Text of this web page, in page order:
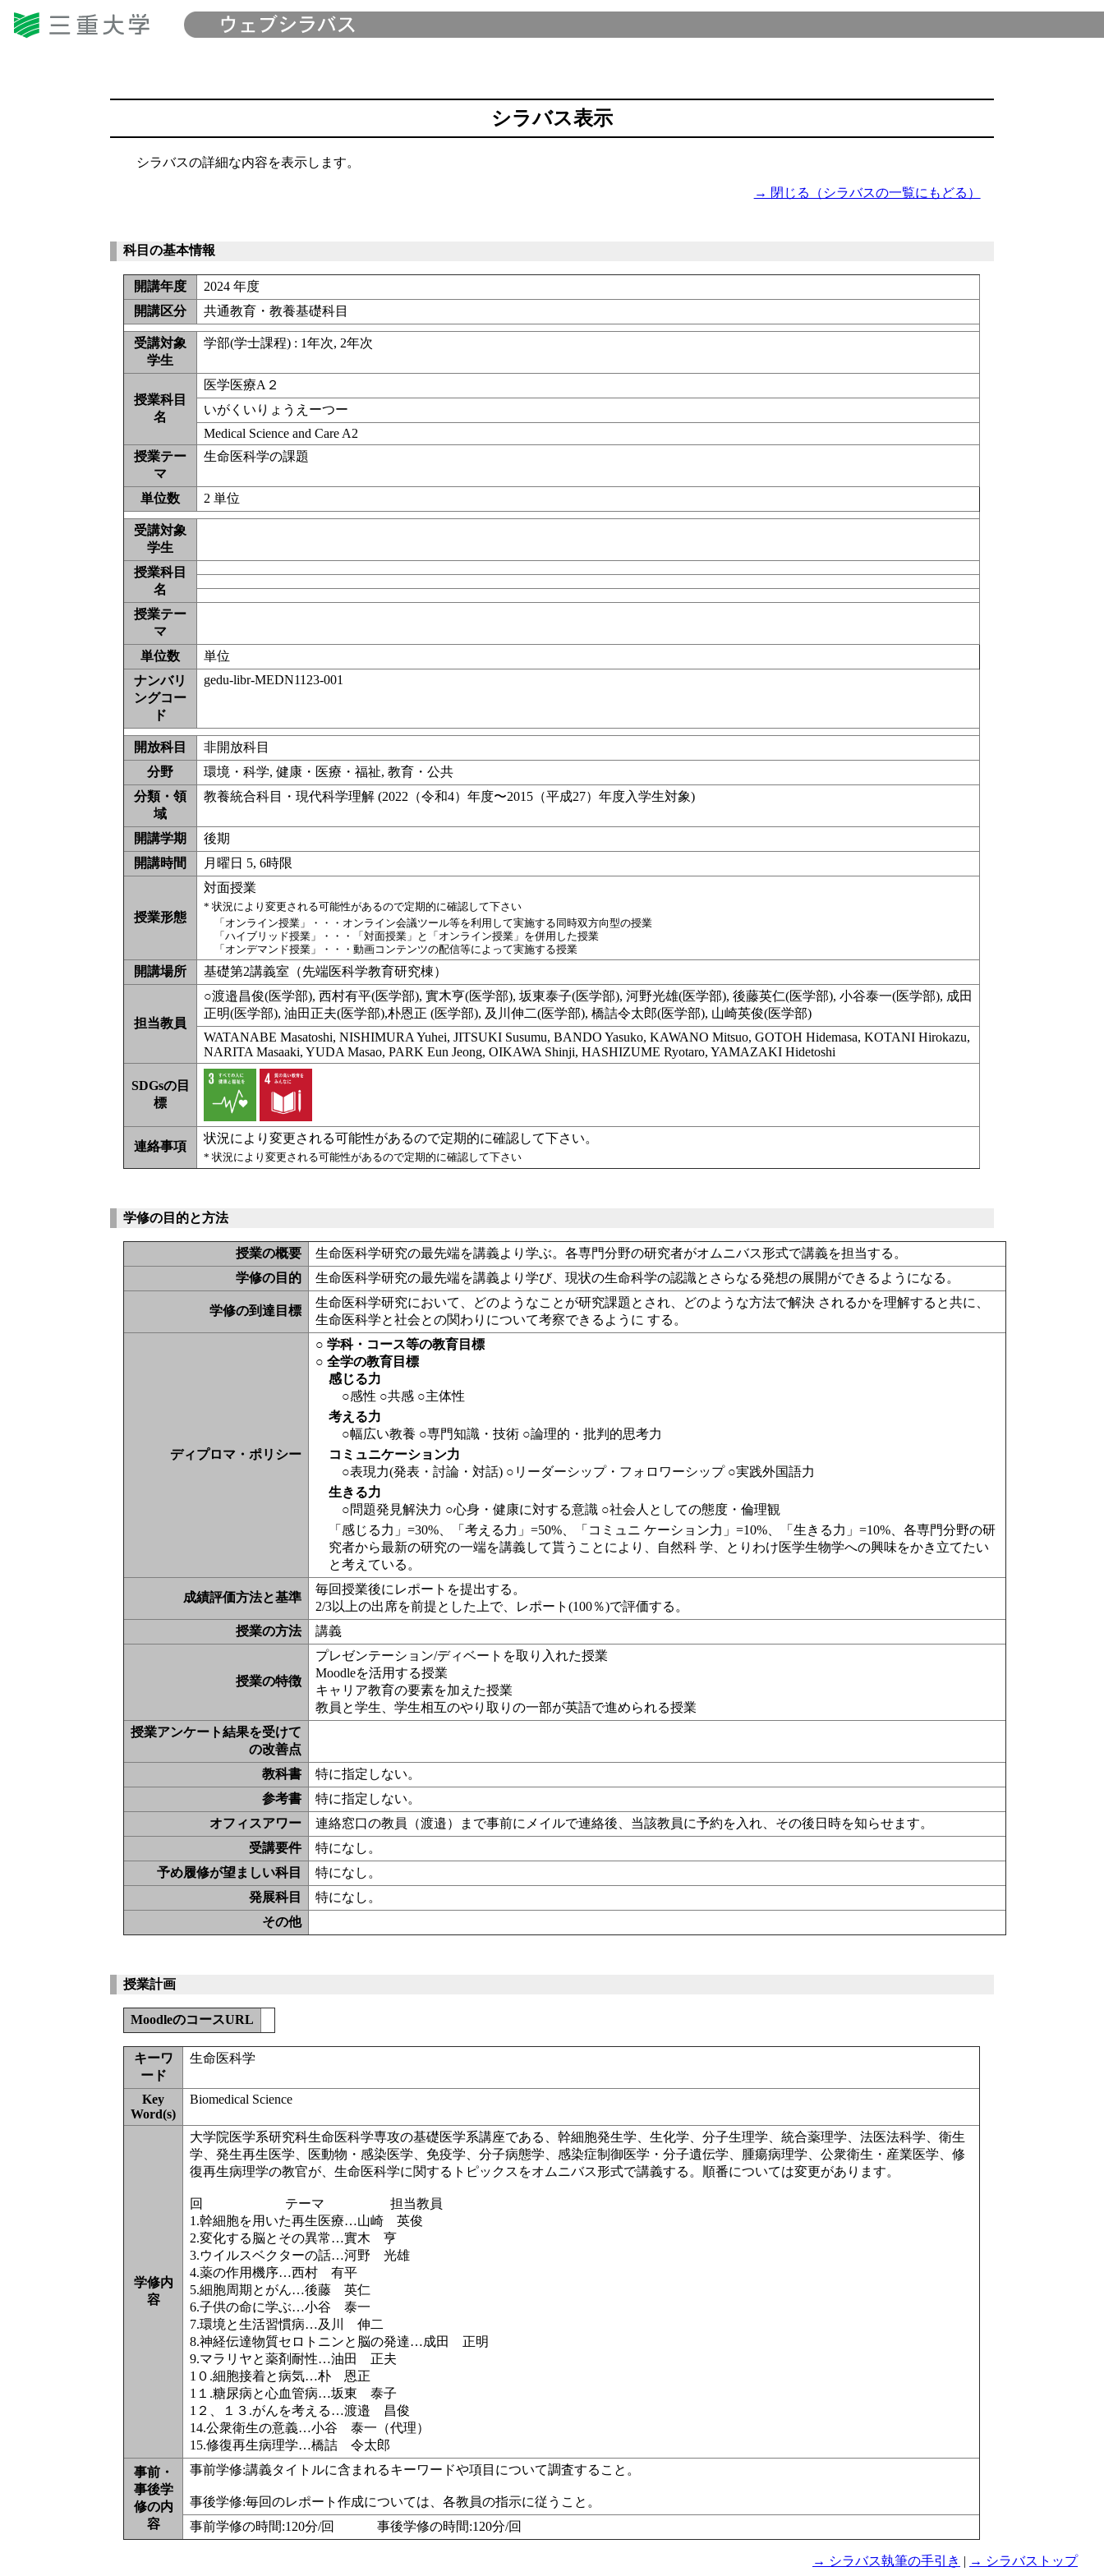
シラバス表示
シラバスの詳細な内容を表示します。
→ 閉じる（シラバスの一覧にもどる）
科目の基本情報
開講年度
2024 年度
開講区分
共通教育・教養基礎科目
受講対象
学生
学部(学士課程) : 1年次, 2年次
授業科目
名
医学医療A２
いがくいりょうえーつー
Medical Science and Care A2
授業テー
マ
生命医科学の課題
単位数 2 単位
受講対象
学生
授業科目
名
授業テー
マ
単位数
単位
ナンバリ
ングコー
ド
gedu-libr-MEDN1123-001
開放科目
非開放科目
分野
環境・科学, 健康・医療・福祉, 教育・公共
分類・領
域
教養統合科目・現代科学理解 (2022（令和4）年度〜2015（平成27）年度入学生対象)
開講学期
後期
開講時間
月曜日 5, 6時限
授業形態
対面授業
* 状況により変更される可能性があるので定期的に確認して下さい
「オンライン授業」・・・オンライン会議ツール等を利用して実施する同時双方向型の授業
「ハイブリッド授業」・・・「対面授業」と「オンライン授業」を併用した授業
「オンデマンド授業」・・・動画コンテンツの配信等によって実施する授業
開講場所 基礎第2講義室（先端医科学教育研究棟）
担当教員
○渡邉昌俊(医学部), 西村有平(医学部), 實木亨(医学部), 坂東泰子(医学部), 河野光雄(医学部), 後藤英仁(医学部), 小谷泰一(医学部), 成田
正明(医学部), 油田正夫(医学部),朴恩正 (医学部), 及川伸二(医学部), 橋詰令太郎(医学部), 山崎英俊(医学部)
WATANABE Masatoshi, NISHIMURA Yuhei, JITSUKI Susumu, BANDO Yasuko, KAWANO Mitsuo, GOTOH Hidemasa, KOTANI Hirokazu,
NARITA Masaaki, YUDA Masao, PARK Eun Jeong, OIKAWA Shinji, HASHIZUME Ryotaro, YAMAZAKI Hidetoshi
SDGsの目
標
連絡事項
状況により変更される可能性があるので定期的に確認して下さい。
* 状況により変更される可能性があるので定期的に確認して下さい
学修の目的と方法
授業の概要
生命医科学研究の最先端を講義より学ぶ。各専門分野の研究者がオムニバス形式で講義を担当する。
学修の目的
生命医科学研究の最先端を講義より学び、現状の生命科学の認識とさらなる発想の展開ができるようになる。
学修の到達目標
生命医科学研究において、どのようなことが研究課題とされ、どのような方法で解決 されるかを理解すると共に、
生命医科学と社会との関わりについて考察できるように する。
ディプロマ・ポリシー
○ 学科・コース等の教育目標
○ 全学の教育目標
感じる力
○感性 ○共感 ○主体性
考える力
○幅広い教養 ○専門知識・技術 ○論理的・批判的思考力
コミュニケーション力
○表現力(発表・討論・対話) ○リーダーシップ・フォロワーシップ ○実践外国語力
生きる力
○問題発見解決力 ○心身・健康に対する意識 ○社会人としての態度・倫理観
「感じる力」=30%、「考える力」=50%、「コミュニ ケーション力」=10%、「生きる力」=10%、各専門分野の研
究者から最新の研究の一端を講義して貰うことにより、自然科 学、とりわけ医学生物学への興味をかき立てたい
と考えている。
成績評価方法と基準
毎回授業後にレポートを提出する。
2/3以上の出席を前提とした上で、レポート(100％)で評価する。
授業の方法
講義
授業の特徴
プレゼンテーション/ディベートを取り入れた授業
Moodleを活用する授業
キャリア教育の要素を加えた授業
教員と学生、学生相互のやり取りの一部が英語で進められる授業
授業アンケート結果を受けて
の改善点
教科書
特に指定しない。
参考書
特に指定しない。
オフィスアワー
連絡窓口の教員（渡邉）まで事前にメイルで連絡後、当該教員に予約を入れ、その後日時を知らせます。
受講要件
特になし。
予め履修が望ましい科目
特になし。
発展科目
特になし。
その他
授業計画
MoodleのコースURL
キーワ
ード
生命医科学
Key
Word(s)
Biomedical Science
学修内
容
大学院医学系研究科生命医科学専攻の基礎医学系講座である、幹細胞発生学、生化学、分子生理学、統合薬理学、法医法科学、衛生
学、発生再生医学、医動物・感染医学、免疫学、分子病態学、感染症制御医学・分子遺伝学、腫瘍病理学、公衆衛生・産業医学、修
復再生病理学の教官が、生命医科学に関するトピックスをオムニバス形式で講義する。順番については変更があります。
回 テーマ 担当教員
1.幹細胞を用いた再生医療…山崎 英俊
2.変化する脳とその異常…實木 亨
3.ウイルスベクターの話…河野 光雄
4.薬の作用機序…西村 有平
5.細胞周期とがん…後藤 英仁
6.子供の命に学ぶ…小谷 泰一
7.環境と生活習慣病…及川 伸二
8.神経伝達物質セロトニンと脳の発達…成田 正明
9.マラリヤと薬剤耐性…油田 正夫
1０.細胞接着と病気…朴 恩正
1１.糖尿病と心血管病…坂東 泰子
1２、１３.がんを考える…渡邉 昌俊
14.公衆衛生の意義…小谷 泰一（代理）
15.修復再生病理学…橋詰 令太郎
事前・
事後学
修の内
容
事前学修:講義タイトルに含まれるキーワードや項目について調査すること。
事後学修:毎回のレポート作成については、各教員の指示に従うこと。
事前学修の時間:120分/回 事後学修の時間:120分/回
→ シラバス執筆の手引き | → シラバストップ